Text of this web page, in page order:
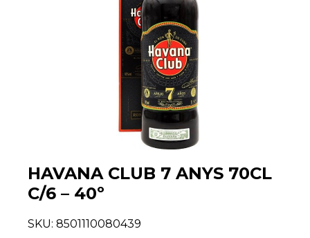
HAVANA CLUB 7 ANYS 70CL
C/6 – 40º
SKU: 8501110080439